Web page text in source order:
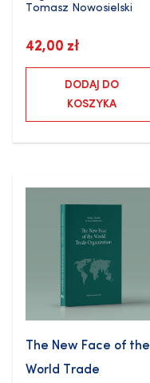
Tomasz Nowosielski
42,00 zł
DODAJ DO
KOSZYKA
The New Face of the
World Trade